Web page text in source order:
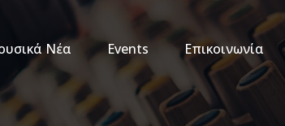
Νέα Events Επικοινωνία